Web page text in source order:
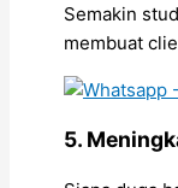
Semakin
membuat
5.